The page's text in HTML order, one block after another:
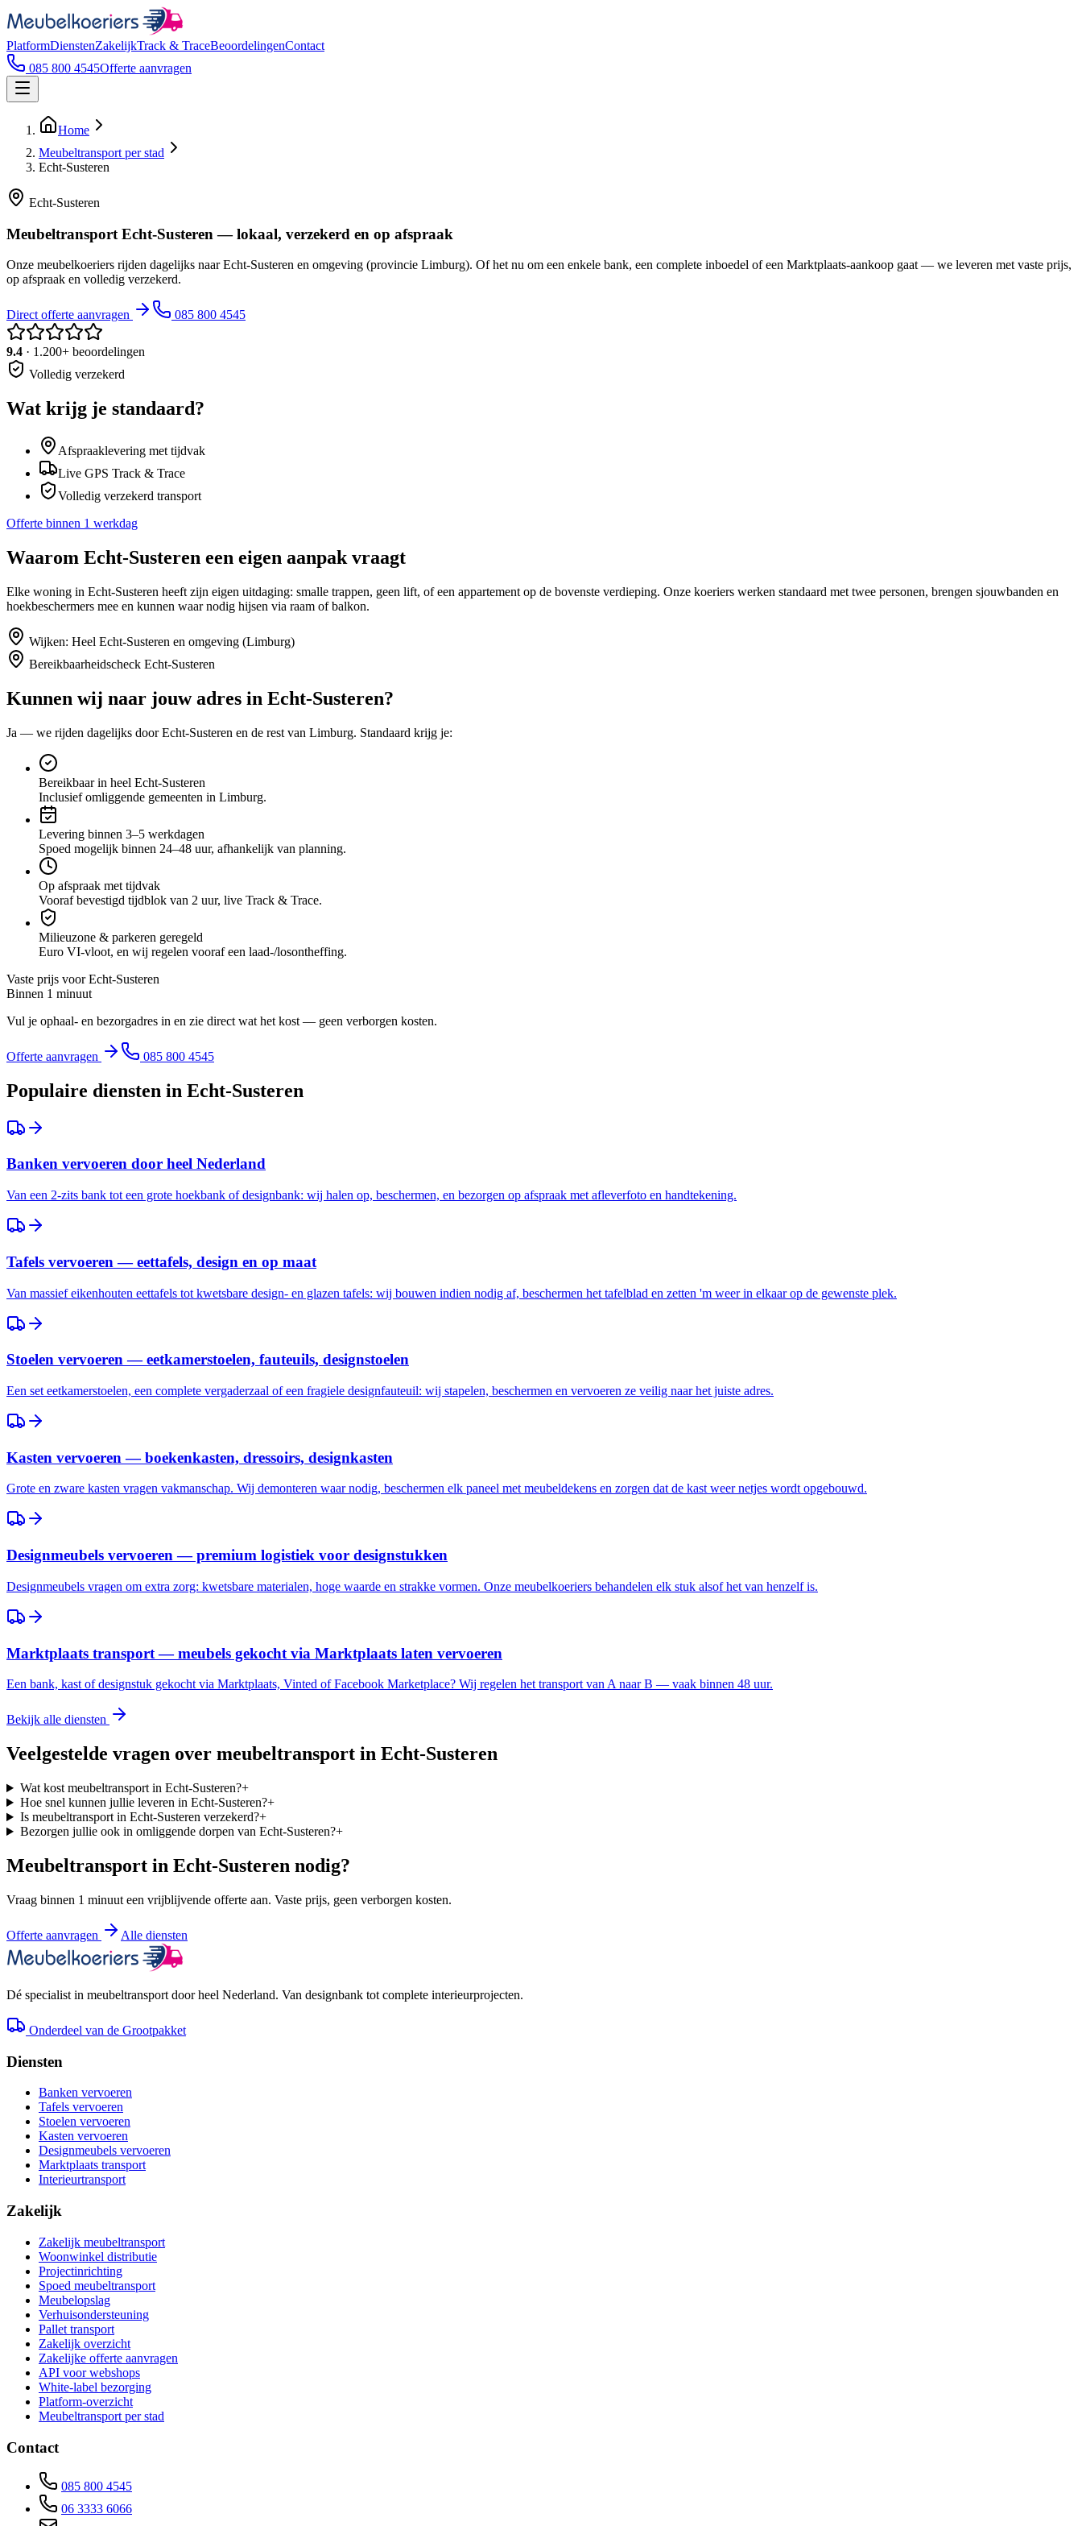
PlatformDienstenZakelijkTrack & TraceBeoordelingenContact
085 800 4545Offerte aanvragen
Home
Meubeltransport per stad
Echt-Susteren
Echt-Susteren
Meubeltransport Echt-Susteren — lokaal, verzekerd en op afspraak
Onze meubelkoeriers rijden dagelijks naar Echt-Susteren en omgeving (provincie Limburg). Of het nu om een enkele bank, een complete inboedel of een Marktplaats-aankoop gaat — we leveren met vaste prijs,
op afspraak en volledig verzekerd.
Direct offerte aanvragen 085 800 4545
9.4 · 1.200+ beoordelingen
Volledig verzekerd
Wat krijg je standaard?
Afspraaklevering met tijdvak
Live GPS Track & Trace
Volledig verzekerd transport
Offerte binnen 1 werkdag
Waarom Echt-Susteren een eigen aanpak vraagt
Elke woning in Echt-Susteren heeft zijn eigen uitdaging: smalle trappen, geen lift, of een appartement op de bovenste verdieping. Onze koeriers werken standaard met twee personen, brengen sjouwbanden en
hoekbeschermers mee en kunnen waar nodig hijsen via raam of balkon.
Wijken: Heel Echt-Susteren en omgeving (Limburg)
Bereikbaarheidscheck Echt-Susteren
Kunnen wij naar jouw adres in Echt-Susteren?
Ja — we rijden dagelijks doorEcht-Susteren en de rest van Limburg. Standaard krijg je:
Bereikbaar in heel Echt-Susteren
Inclusief omliggende gemeenten in Limburg.
Levering binnen 3–5 werkdagen
Spoed mogelijk binnen 24–48 uur, afhankelijk van planning.
Op afspraak met tijdvak
Vooraf bevestigd tijdblok van 2 uur, live Track & Trace.
Milieuzone & parkeren geregeld
Euro VI-vloot, en wij regelen vooraf een laad-/losontheffing.
Vaste prijs voorEcht-Susteren
Binnen 1 minuut
Vul je ophaal- en bezorgadres in en zie direct wat het kost — geen verborgen kosten.
Offerte aanvragen 085 800 4545
Populaire diensten in Echt-Susteren
Banken vervoeren door heel Nederland
Van een 2-zits bank tot een grote hoekbank of designbank: wij halen op, beschermen, en bezorgen op afspraak met afleverfoto en handtekening.
Tafels vervoeren — eettafels, design en op maat
Van massief eikenhouten eettafels tot kwetsbare design- en glazen tafels: wij bouwen indien nodig af, beschermen het tafelblad en zetten 'm weer in elkaar op de gewenste plek.
Stoelen vervoeren — eetkamerstoelen, fauteuils, designstoelen
Een set eetkamerstoelen, een complete vergaderzaal of een fragiele designfauteuil: wij stapelen, beschermen en vervoeren ze veilig naar het juiste adres.
Kasten vervoeren — boekenkasten, dressoirs, designkasten
Grote en zware kasten vragen vakmanschap. Wij demonteren waar nodig, beschermen elk paneel met meubeldekens en zorgen dat de kast weer netjes wordt opgebouwd.
Designmeubels vervoeren — premium logistiek voor designstukken
Designmeubels vragen om extra zorg: kwetsbare materialen, hoge waarde en strakke vormen. Onze meubelkoeriers behandelen elk stuk alsof het van henzelf is.
Marktplaats transport — meubels gekocht via Marktplaats laten vervoeren
Een bank, kast of designstuk gekocht via Marktplaats, Vinted of Facebook Marketplace? Wij regelen het transport van A naar B — vaak binnen 48 uur.
Bekijk alle diensten
Veelgestelde vragen over meubeltransport in Echt-Susteren
Wat kost meubeltransport in Echt-Susteren?+
Hoe snel kunnen jullie leveren in Echt-Susteren?+
Is meubeltransport in Echt-Susteren verzekerd?+
Bezorgen jullie ook in omliggende dorpen van Echt-Susteren?+
Meubeltransport in Echt-Susteren nodig?
Vraag binnen 1 minuut een vrijblijvende offerte aan. Vaste prijs, geen verborgen kosten.
Offerte aanvragen Alle diensten
Dé specialist in meubeltransport door heel Nederland. Van designbank tot complete interieurprojecten.
Onderdeel van de Grootpakket
Diensten
Banken vervoeren
Tafels vervoeren
Stoelen vervoeren
Kasten vervoeren
Designmeubels vervoeren
Marktplaats transport
Interieurtransport
Zakelijk
Zakelijk meubeltransport
Woonwinkel distributie
Projectinrichting
Spoed meubeltransport
Meubelopslag
Verhuisondersteuning
Pallet transport
Zakelijk overzicht
Zakelijke offerte aanvragen
API voor webshops
White-label bezorging
Platform-overzicht
Meubeltransport per stad
Contact
085 800 4545
06 3333 6066